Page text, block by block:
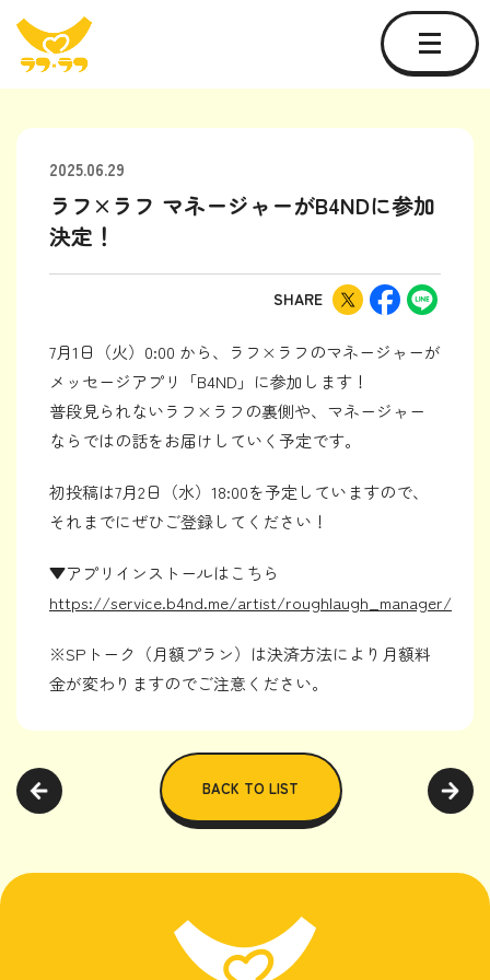
2025.06.29
ラフ×ラフ マネージャーがB4NDに参加
決定！
SHARE
7月1日（火）0:00 から、ラフ×ラフのマネージャーが
メッセージアプリ「B4ND」に参加します！
普段見られないラフ×ラフの裏側や、マネージャー
ならではの話をお届けしていく予定です。
初投稿は7月2日（水）18:00を予定していますので、
それまでにぜひご登録してください！
▼アプリインストールはこちら
https://service.b4nd.me/artist/roughlaugh_manager/
※SPトーク（月額プラン）は決済方法により月額料
金が変わりますのでご注意ください。
BACK TO LIST